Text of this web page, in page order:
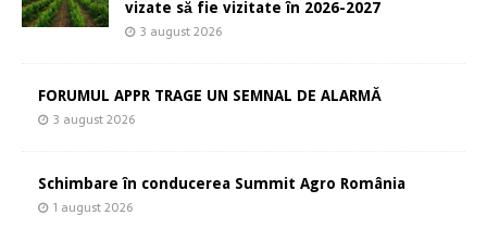
vizate să fie vizitate în 2026-2027
3 august 2026
FORUMUL APPR TRAGE UN SEMNAL DE ALARMĂ
3 august 2026
Schimbare în conducerea Summit Agro România
1 august 2026